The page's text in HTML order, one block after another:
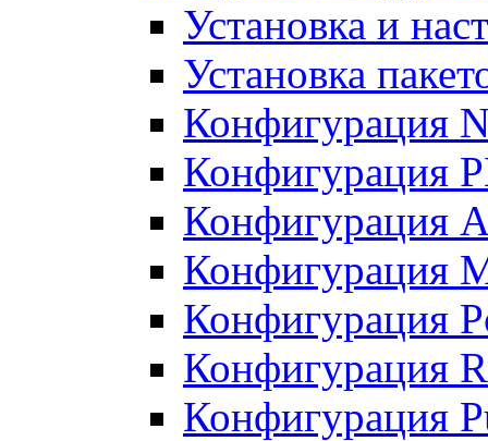
Установка и
Установка
Конфигурация
Конфигурация
Конфигурация
Конфигурация
Конфигурация
Конфигурация
Конфигурация